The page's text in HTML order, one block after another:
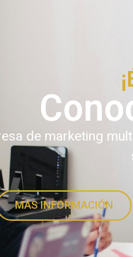
de marketing
MÁS INFORMACIÓN